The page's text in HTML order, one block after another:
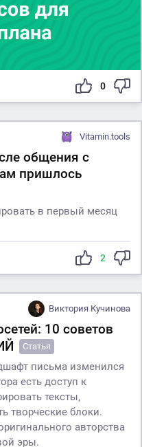
0
Vitamin.tools
общения с
пришлось
в первый месяц
2
Виктория Кучинова
10 советов
Статья
письма изменился
есть доступ к
тексты,
творческие блоки.
авторства
эры.